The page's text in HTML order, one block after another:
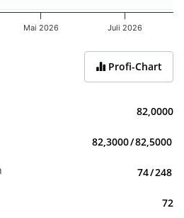
Mai 2026 Juli 2026
Profi-Chart
82,0000
82,3000/82,5000
74/248
72